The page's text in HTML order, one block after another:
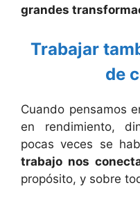
grandes
Trabajar
de
Cuando pensamos
en rendimiento,
pocas veces se
trabajo nos
propósito, y sobre